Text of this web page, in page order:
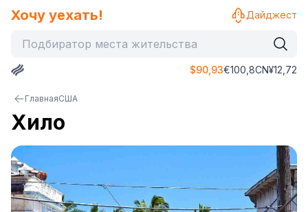
Хочу уехать!
$90,93€100,8CN¥12,72
Дайджест
ГлавнаяСША
Хило